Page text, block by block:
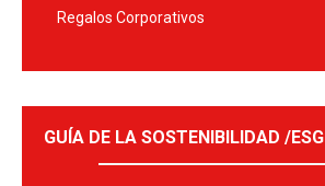
Regalos Corporativos
GUÍA DE LA SOSTENIBILIDAD /ESG